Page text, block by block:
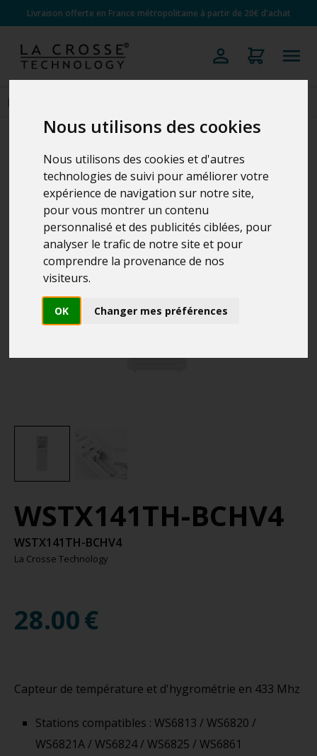
Nous utilisons des cookies
Nous utilisons des cookies et d'autres
technologies de suivi pour améliorer votre
expérience de navigation sur notre site,
pour vous montrer un contenu
personnalisé et des publicités ciblées, pour
analyser le trafic de notre site et pour
comprendre la provenance de nos
visiteurs.
OK Changer mes préférences
Livraison offerte en France métropolitaine à partir de 20€ d'achat
WSTX141TH-BCHV4
WSTX141TH-BCHV4
La Crosse Technology
28.00€
Capteur de température et d'hygrométrie en 433 Mhz
Stations compatibles : WS6813 / WS6820 /
WS6821A / WS6824 / WS6825 / WS6861